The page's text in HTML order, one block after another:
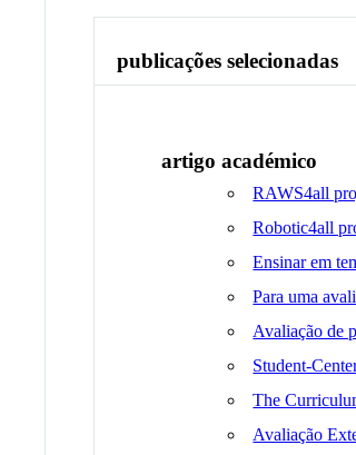
publicações selecionadas
artigo académico
RAWS4all
Robotic4all
Ensinar em
Para uma
Avaliação de
Student-
The
Avaliação